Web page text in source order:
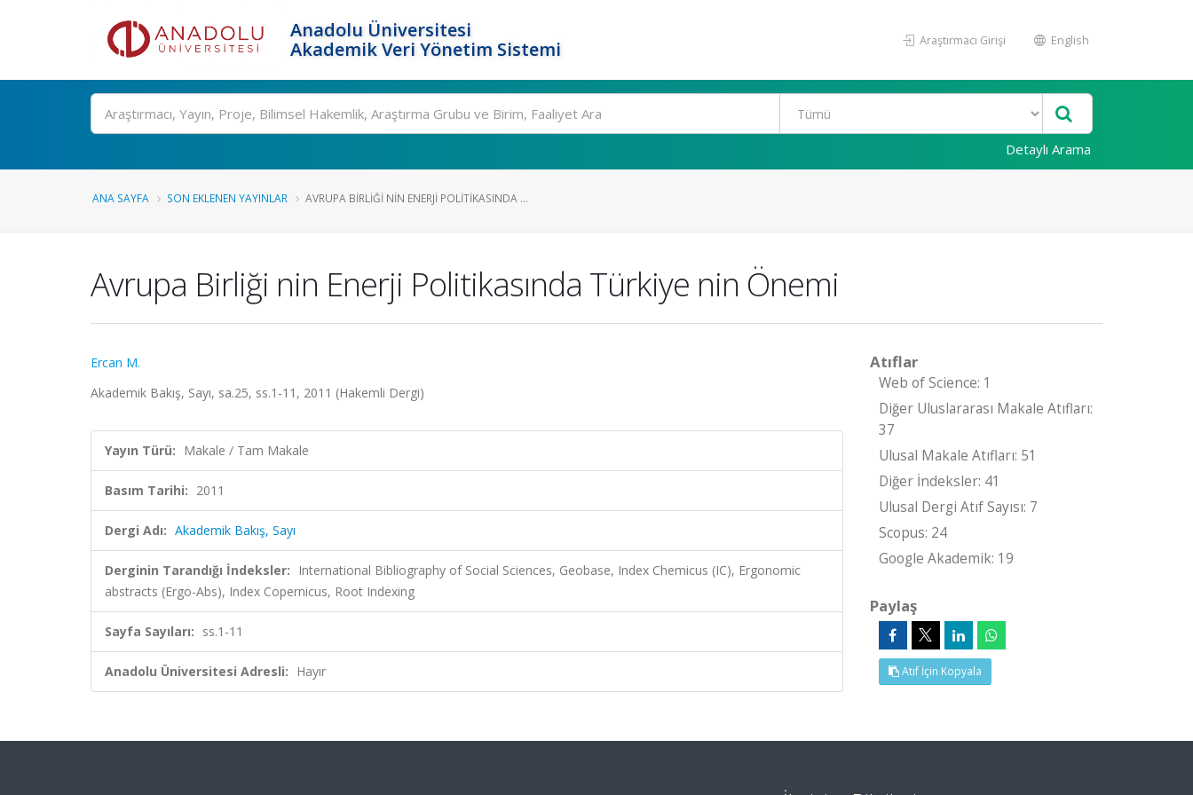
Anadolu Üniversitesi
Akademik Veri Yönetim Sistemi
Araştırmacı Girişi English
Ara
Detaylı Arama
ANA SAYFA SON EKLENEN YAYINLAR AVRUPA BIRLIĞI NIN ENERJI POLITIKASINDA ...
Avrupa Birliği nin Enerji Politikasında Türkiye nin Önemi
Ercan M.
Akademik Bakış, Sayı, sa.25, ss.1-11, 2011 (Hakemli Dergi)
Yayın Türü: Makale / Tam Makale
Basım Tarihi: 2011
Dergi Adı: Akademik Bakış, Sayı
Derginin Tarandığı İndeksler: International Bibliography of Social Sciences, Geobase, Index Chemicus (IC), Ergonomic
abstracts (Ergo-Abs), Index Copernicus, Root Indexing
Sayfa Sayıları: ss.1-11
Anadolu Üniversitesi Adresli: Hayır
Atıflar
Web of Science: 1
Diğer Uluslararası Makale Atıfları:
37
Ulusal Makale Atıfları: 51
Diğer İndeksler: 41
Ulusal Dergi Atıf Sayısı: 7
Scopus: 24
Google Akademik: 19
Paylaş
Atıf İçin Kopyala